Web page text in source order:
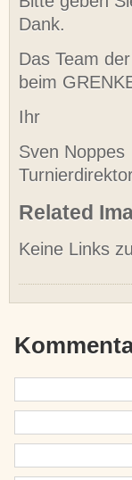
Dank.
Das Team
beim
Ihr
Sven Noppes
Related
Keine Links